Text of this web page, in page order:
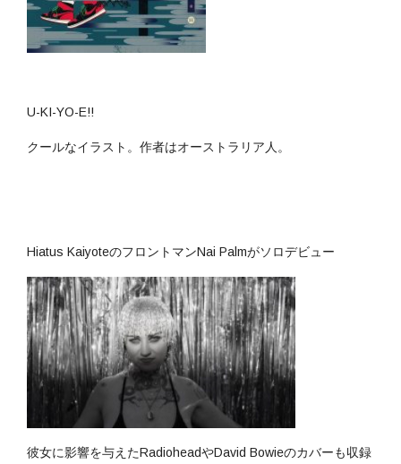
U-KI-YO-E!!
クールなイラスト。作者はオーストラリア人。
Hiatus KaiyoteのフロントマンNai Palmがソロデビュー
彼女に影響を与えたRadioheadやDavid Bowieのカバーも収録